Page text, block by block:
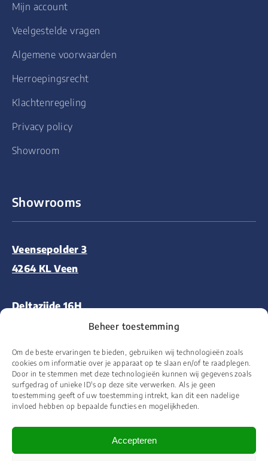
Beheer toestemming
Om de beste ervaringen te bieden, gebruiken wij technologieën zoals
cookies om informatie over je apparaat op te slaan en/of te raadplegen.
Door in te stemmen met deze technologieën kunnen wij gegevens zoals
surfgedrag of unieke ID's op deze site verwerken. Als je geen
toestemming geeft of uw toestemming intrekt, kan dit een nadelige
invloed hebben op bepaalde functies en mogelijkheden.
Accepteren
Mijn account
Veelgestelde vragen
Algemene voorwaarden
Herroepingsrecht
Klachtenregeling
Privacy policy
Showroom
Showrooms
Veensepolder 3
4264 KL Veen
Deltazijde 16H
1261 ZM Blaricum
Aalsmeerderweg 227
1432 CM Aalsmeer